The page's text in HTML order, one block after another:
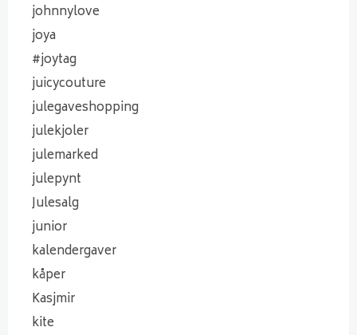
johnnylove
joya
#joytag
juicycouture
julegaveshopping
julekjoler
julemarked
julepynt
Julesalg
junior
kalendergaver
kåper
Kasjmir
kite